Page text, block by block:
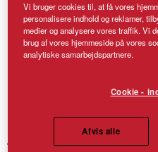
Amo Hvid
Vi bruger cookies til, at få vores
personalisere indhold og reklamer,
medier og analysere vores traffik. Vi
brug af vores hjemmeside på vores
analytiske samarbejdspartnere.
Cookie -
Afvis alle